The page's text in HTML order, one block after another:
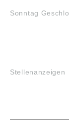
Sonntag
Stellenanzeigen